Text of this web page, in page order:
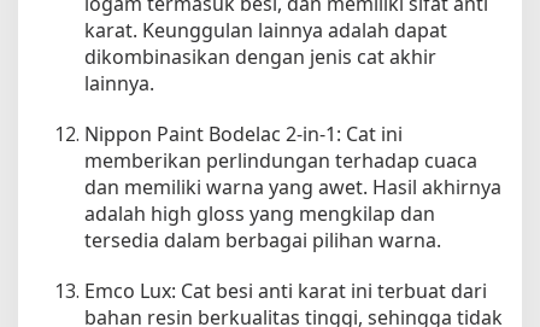
karat. Keunggulan lainnya adalah dapat
dikombinasikan dengan jenis cat akhir
lainnya.
Nippon Paint Bodelac 2-in-1: Cat ini
memberikan perlindungan terhadap cuaca
dan memiliki warna yang awet. Hasil akhirnya
adalah high gloss yang mengkilap dan
tersedia dalam berbagai pilihan warna.
Emco Lux: Cat besi anti karat ini terbuat dari
bahan resin berkualitas tinggi, sehingga tidak